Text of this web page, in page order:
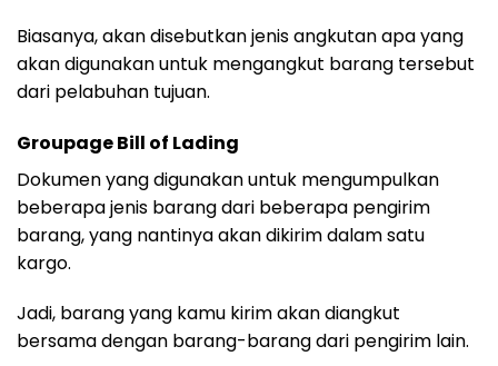
Biasanya, akan disebutkan jenis angkutan apa yang
akan digunakan untuk mengangkut barang tersebut
dari pelabuhan tujuan.
Groupage Bill of Lading
Dokumen yang digunakan untuk mengumpulkan
beberapa jenis barang dari beberapa pengirim
barang, yang nantinya akan dikirim dalam satu
kargo.
Jadi, barang yang kamu kirim akan diangkut
bersama dengan barang-barang dari pengirim lain.